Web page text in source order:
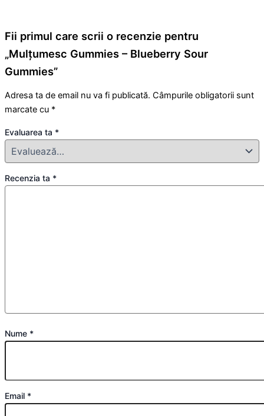
Fii primul care scrii o recenzie pentru
„Mulțumesc Gummies – Blueberry Sour
Gummies”
Adresa ta de email nu va fi publicată. Câmpurile obligatorii sunt
marcate cu *
Evaluarea ta *
Recenzia ta *
Nume *
Email *